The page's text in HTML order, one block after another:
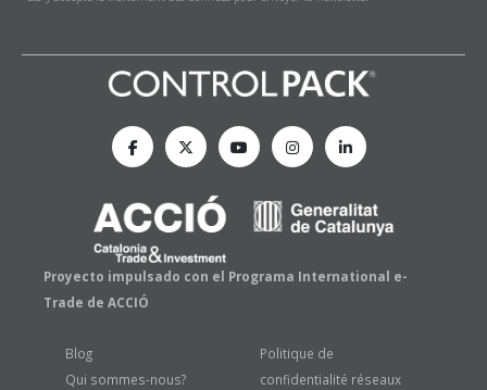
Proyecto impulsado con el Programa International e-
Trade de ACCIÓ
Blog
Qui sommes-nous?
Politique de
confidentialité réseaux